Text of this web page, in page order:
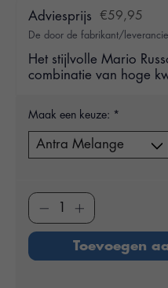
Adviesprijs €59,95
De door de fabrikant/
Het stijlvolle Mario
combinatie van hoge
Maak een keuze: *
Toevoegen